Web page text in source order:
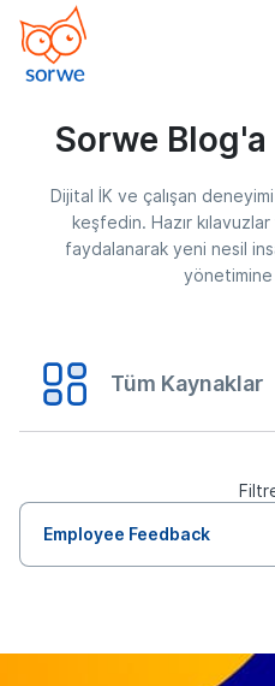
Sorwe
Dijital İK ve çalışan
keşfedin. Hazır
faydalanarak yeni nesil
yönetimine
Tüm Kaynaklar
Employee Feedback